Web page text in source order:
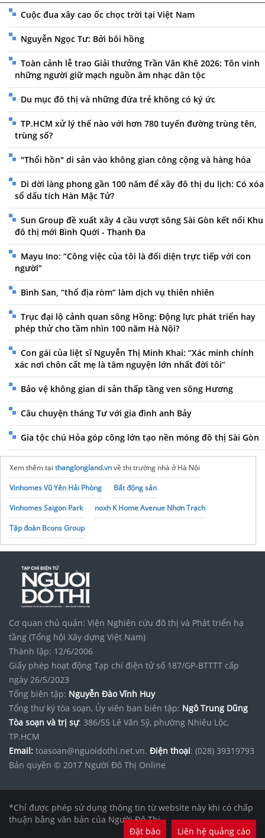
Cuộc đua xây cao ốc chọc trời tại Việt Nam
Nguyễn Ngọc Tư: Bởi bôi hồng
Toàn cảnh lễ trao Giải thưởng Trần Văn Khê 2026: Tôn vinh
những người giữ mạch nguồn âm nhạc dân tộc
Du mục đô thị và những đứa trẻ không có ký ức
TP.HCM xử lý thế nào với hơn 780 tuyến đường trùng tên,
trùng số?
"Thổi hồn" di sản vào không gian công cộng và hàng hóa
Di dời làng phong gần 100 năm để xây đô thị du lịch: Có xóa
sổ dấu tích Hàn Mặc Tử?
Sun Group đề xuất xây 4 cầu vượt sông Sài Gòn kết nối Khu
đô thị mới Bình Quới - Thanh Đa
Mayu Ino: “Công việc của tôi là đối diện trực tiếp với con
người”
Bình San, “thổ địa ròm” làm dịch vụ thiên nhiên
Trục đại lộ cảnh quan sông Hồng: Động lực phát triển hay
phép thử cho tầm nhìn 100 năm Hà Nội?
Con gái của liệt sĩ Nguyễn Thị Minh Khai: “Xác minh chính
xác nơi chôn cất mẹ là tâm nguyện lớn nhất đời tôi”
Bảo vệ không gian di sản thấp tầng ven sông Hương
Câu chuyện tháng Tư với gia đình anh Bảy
Gia tộc chú Hỏa góp công lớn tạo nền móng đô thị Sài Gòn
Xem thêm tại thanglongland.vnvề thị trường nhà ở Hà Nội
Vinhomes Vũ Yên Hải Phòng
Bất động sản
Vinhomes Saigon Park
noxh K Home Avenue Nhơn Trạch
Tập đoàn Bcons Group
Cơ quan chủ quản: Viện Nghiên cứu đô thị và Phát triển hạ
tầng (Tổng hội Xây dựng Việt Nam)
Thành lập: 12/6/2006
Giấy phép hoạt động Tạp chí điện tử số 187/GP-BTTTT cấp
ngày 26/5/2023
Tổng biên tập: Nguyễn Đào Vĩnh Huy
Tổng thư ký tòa soạn, Ủy viên ban biên tập: Ngô Trung Dũng
Tòa soạn và trị sự: 386/55 Lê Văn Sỹ, phường Nhiêu Lộc,
TP.HCM
Email: toasoan@nguoidothi.net.vn. Điện thoại: (028) 39319793
Bản quyền © 2017 Người Đô Thị Online
*Chỉ được phép sử dụng thông tin từ website này khi có chấp
thuận bằng văn bản của Người Đô Thị.
Đặt báo
Liên hệ quảng cáo